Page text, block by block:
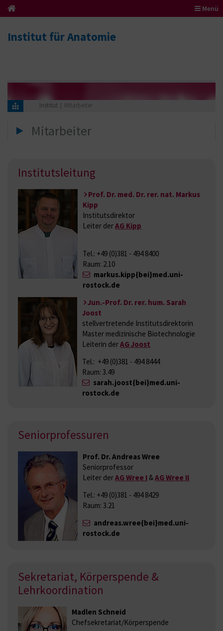
Menü
Institut für Anatomie
Institut Mitarbeiter
Mitarbeiter
Institutsleitung
Prof. Dr. med. Dr. rer. nat. Markus
Kipp
Institutsdirektor
Leiter derAG Kipp
Tel.: +49 (0)381 - 494 8400
Raum: 2.10
markus.kipp{bei}med.uni-
rostock.de
Jun.-Prof. Dr. rer. hum. Sarah
Joost
stellvertretende Institutsdirektorin
Master medizinische Biotechnologie
Leiterin derAG Joost
Tel.: +49 (0)381 - 494 8444
Raum: 3.49
sarah.joost{bei}med.uni-
rostock.de
Seniorprofessuren
Prof. Dr. Andreas Wree
Seniorprofessor
Leiter derAG Wree I &AG Wree II
Tel.: +49 (0)381 - 494 8429
Raum: 3.21
andreas.wree{bei}med.uni-
rostock.de
Sekretariat, Körperspende &
Lehrkoordination
Madlen Schneid
Chefsekretariat/Körperspende